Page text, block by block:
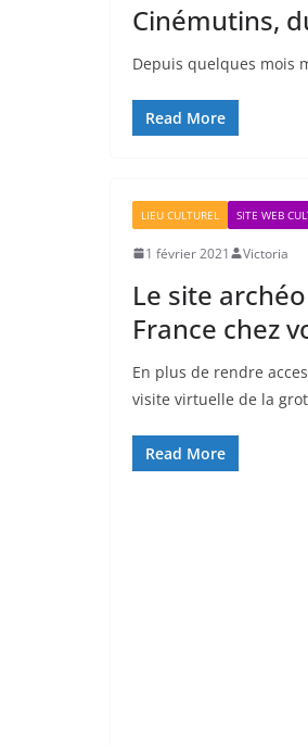
Cinémutins,
Depuis quelques mois
Read More
LIEU CULTUREL SITE WEB
1 février 2021 Victoria
Le site
France chez
En plus de rendre
visite virtuelle de la
Read More